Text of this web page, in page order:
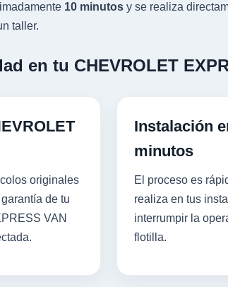
10 minutos y se realiza
taller.
en tu CHEVROLET
originales
de tu
VAN
Instalación
minutos
El proceso es
realiza en tus
interrumpir la
flotilla.